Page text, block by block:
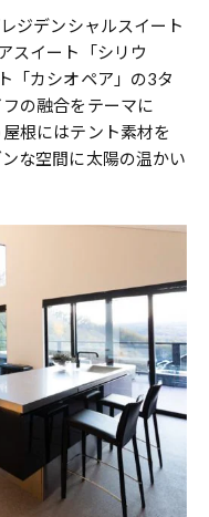
ジデンシャルスイート
スイート「シリウ
「カシオペア」の3タ
の融合をテーマに
根にはテント素材を
な空間に太陽の温かい